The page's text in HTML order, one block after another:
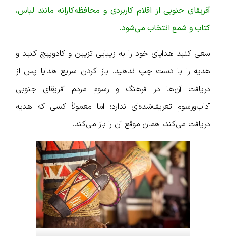
آفریقای جنوبی از اقلام کاربردی و محافظه‌کارانه مانند لباس،
کتاب و شمع انتخاب می‌شود.
سعی کنید هدایای خود را به زیبایی تزیین و کادوپیچ کنید و
هدیه را با دست چپ ندهید. باز کردن سریع هدایا پس از
دریافت آن‌ها در فرهنگ و رسوم مردم آفریقای جنوبی
آداب‌ورسوم تعریف‌شده‌ای ندارد؛ اما معمولاً کسی که هدیه
دریافت می‌کند، همان موقع آن را باز می‌کند.